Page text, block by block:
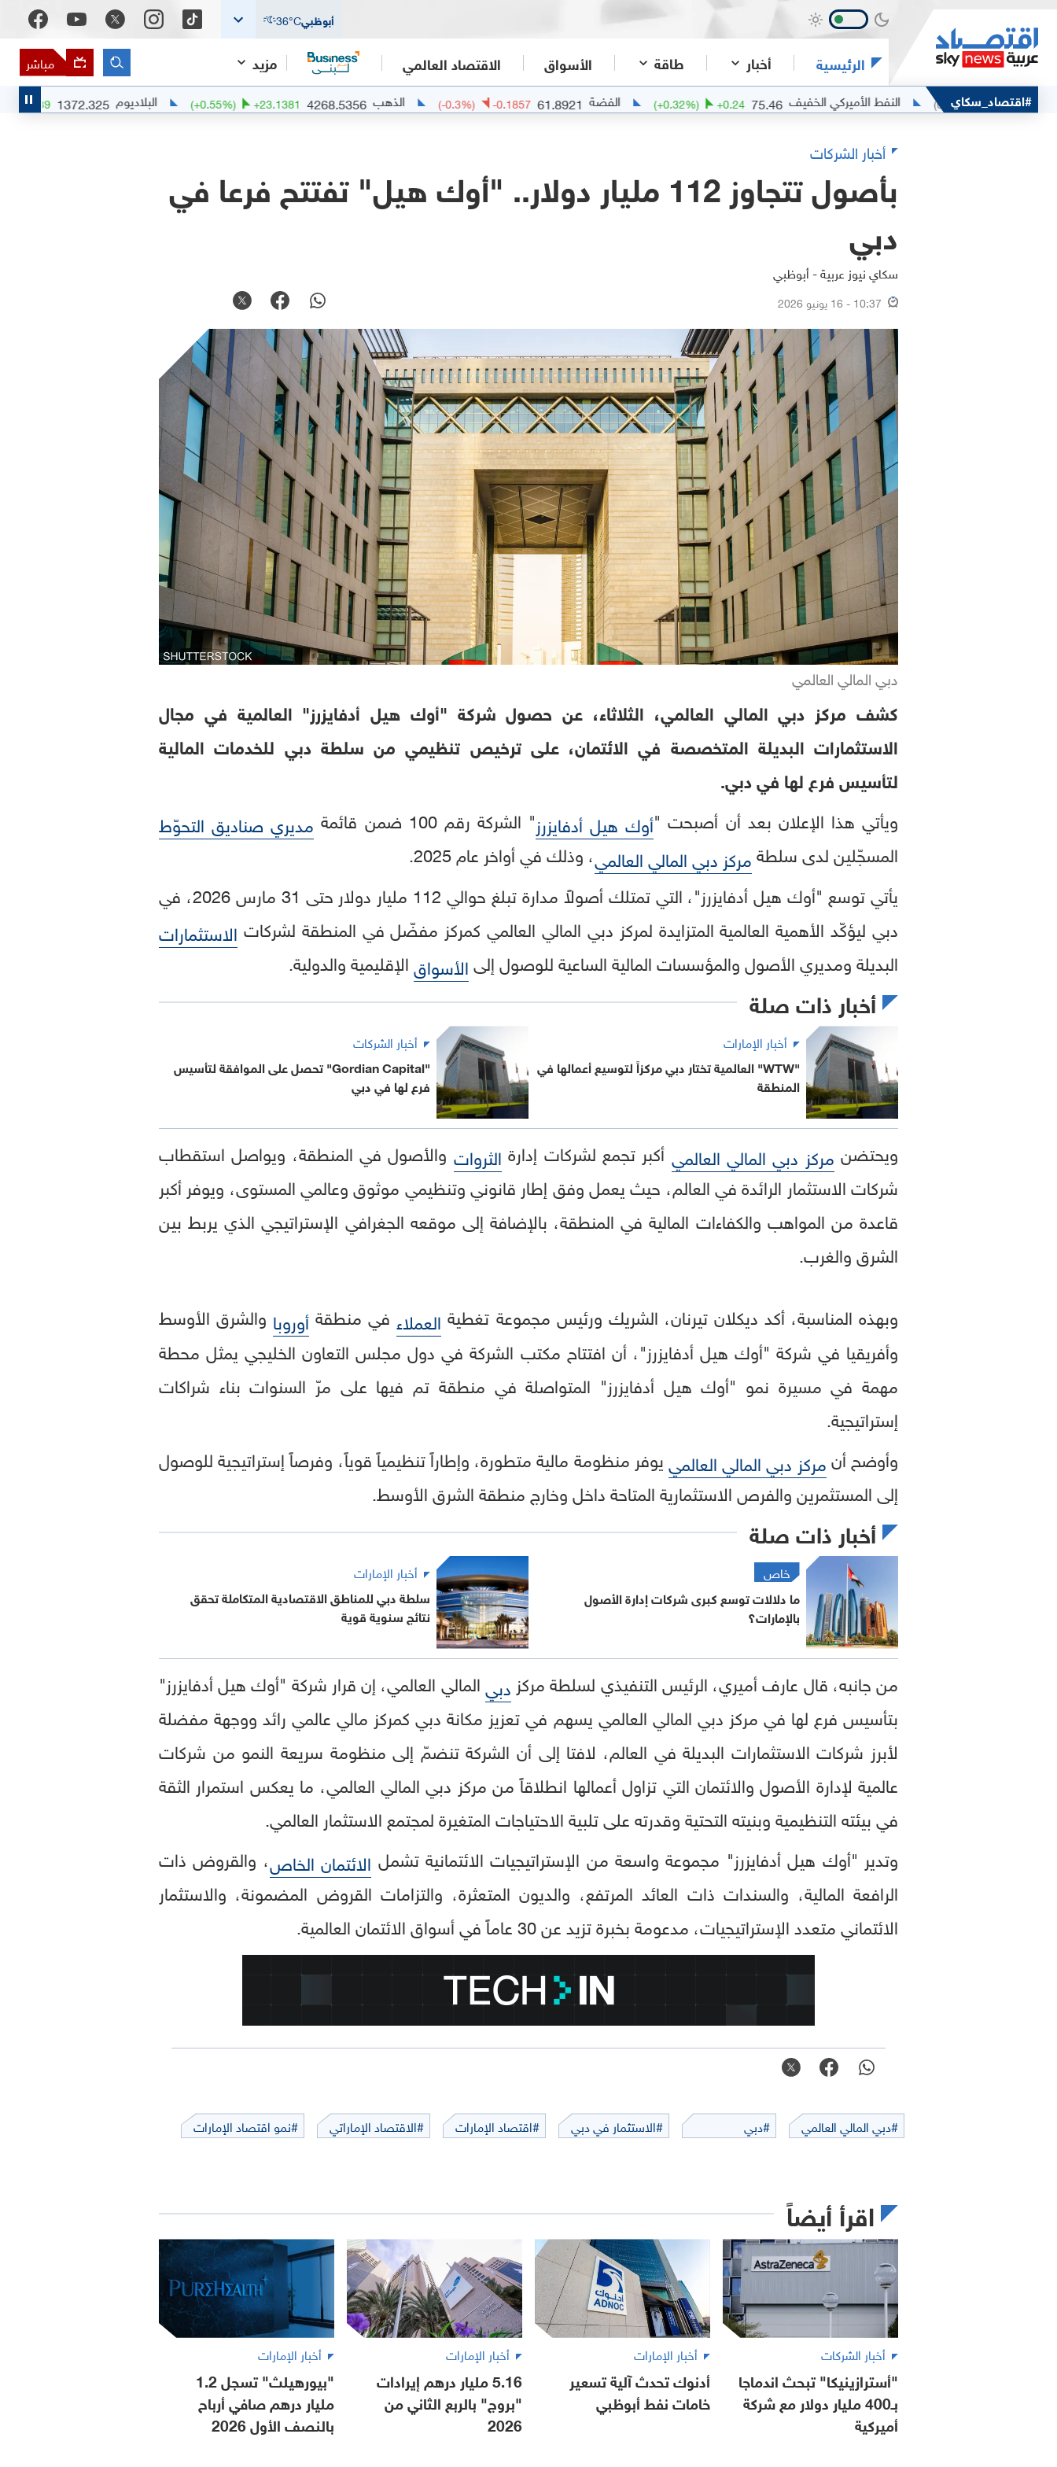
أبوظبي 36°C
الرئيسية أخبار طاقة الأسواق الاقتصاد العالمي مزيد مباشر
#اقتصاد_سكاي0
(0%) النفط الأميركي الخفيف 75.46
+0.24
(+0.32%) الفضة 61.8921
-0.1857
(-0.3%) الذهب 4268.5356
+23.1381
(+0.55%) البلاديوم 1372.325
+8.9239
0.65 %)
أخبار الشركات
بأصول تتجاوز 112 مليار دولار.. "أوك هيل" تفتتح فرعا في
دبي
سكاي نيوز عربية - أبوظبي
10:37 - 16 يونيو 2026
دبي المالي العالمي
كشف مركز دبي المالي العالمي، الثلاثاء، عن حصول شركة "أوك هيل أدفايزرز" العالمية في مجال
الاستثمارات البديلة المتخصصة في الائتمان، على ترخيص تنظيمي من سلطة دبي للخدمات المالية
لتأسيس فرع لها في دبي.
ويأتي هذا الإعلان بعد أن أصبحت "أوك هيل أدفايزرز" الشركة رقم 100 ضمن قائمة
مديري صناديق التحوّط
المسجّلين لدى سلطةمركز دبي المالي العالمي، وذلك في أواخر عام 2025.
يأتي توسع "أوك هيل أدفايزرز"، التي تمتلك أصولاً مدارة تبلغ حوالي 112 مليار دولار حتى 31 مارس 2026، في
دبي ليؤكّد الأهمية العالمية المتزايدة لمركز دبي المالي العالمي كمركز مفضّل في المنطقة لشركات الاستثمارات
البديلة ومديري الأصول والمؤسسات المالية الساعية للوصول إلىالأسواقالإقليمية والدولية.
أخبار ذات صلة
أخبار الإمارات
"WTW" العالمية تختار دبي مركزاً لتوسيع أعمالها في
المنطقة
أخبار الشركات
"Gordian Capital" تحصل على الموافقة لتأسيس
فرع لها في دبي
ويحتضن مركز دبي المالي العالمي أكبر تجمع لشركات إدارة الثروات والأصول في المنطقة، ويواصل استقطاب
شركات الاستثمار الرائدة في العالم، حيث يعمل وفق إطار قانوني وتنظيمي موثوق وعالمي المستوى، ويوفر أكبر
قاعدة من المواهب والكفاءات المالية في المنطقة، بالإضافة إلى موقعه الجغرافي الإستراتيجي الذي يربط بين
الشرق والغرب.
وبهذه المناسبة، أكد ديكلان تيرنان، الشريك ورئيس مجموعة تغطية العملاء في منطقة أوروبا والشرق الأوسط
وأفريقيا في شركة "أوك هيل أدفايزرز"، أن افتتاح مكتب الشركة في دول مجلس التعاون الخليجي يمثل محطة
مهمة في مسيرة نمو "أوك هيل أدفايزرز" المتواصلة في منطقة تم فيها على مرّ السنوات بناء شراكات
إستراتيجية.
وأوضح أنمركز دبي المالي العالمييوفر منظومة مالية متطورة، وإطاراً تنظيمياً قوياً، وفرصاً إستراتيجية للوصول
إلى المستثمرين والفرص الاستثمارية المتاحة داخل وخارج منطقة الشرق الأوسط.
أخبار ذات صلة
خاص
ما دلالات توسع كبرى شركات إدارة الأصول
بالإمارات؟
أخبار الإمارات
سلطة دبي للمناطق الاقتصادية المتكاملة تحقق
نتائج سنوية قوية
من جانبه، قال عارف أميري، الرئيس التنفيذي لسلطة مركز دبيالمالي العالمي، إن قرار شركة "أوك هيل أدفايزرز"
بتأسيس فرع لها في مركز دبي المالي العالمي يسهم في تعزيز مكانة دبي كمركز مالي عالمي رائد ووجهة مفضلة
لأبرز شركات الاستثمارات البديلة في العالم، لافتا إلى أن الشركة تنضمّ إلى منظومة سريعة النمو من شركات
عالمية لإدارة الأصول والائتمان التي تزاول أعمالها انطلاقاً من مركز دبي المالي العالمي، ما يعكس استمرار الثقة
في بيئته التنظيمية وبنيته التحتية وقدرته على تلبية الاحتياجات المتغيرة لمجتمع الاستثمار العالمي.
وتدير "أوك هيل أدفايزرز" مجموعة واسعة من الإستراتيجيات الائتمانية تشمل الائتمان الخاص، والقروض ذات
الرافعة المالية، والسندات ذات العائد المرتفع، والديون المتعثرة، والتزامات القروض المضمونة، والاستثمار
الائتماني متعدد الإستراتيجيات، مدعومة بخبرة تزيد عن 30 عاماً في أسواق الائتمان العالمية.
#دبي المالي العالمي #دبي #الاستثمار في دبي #اقتصاد الإمارات #الاقتصاد الإماراتي #نمو اقتصاد الإمارات
اقرأ أيضاً
أخبار الشركات
"أسترازينيكا" تبحث اندماجا
بـ400 مليار دولار مع شركة
أميركية
أخبار الإمارات
أدنوك تحدث آلية تسعير
خامات نفط أبوظبي
أخبار الإمارات
5.16 مليار درهم إيرادات
"بروج" بالربع الثاني من
2026
أخبار الإمارات
"بيورهيلث" تسجل 1.2
مليار درهم صافي أرباح
بالنصف الأول 2026